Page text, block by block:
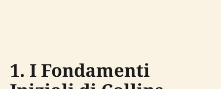
1. I Fondamenti